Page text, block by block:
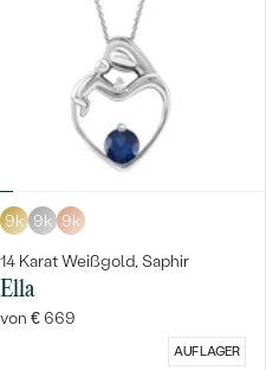
9k 9k 9k
14 Karat Weißgold, Saphir
Ella
von € 669
AUF LAGER